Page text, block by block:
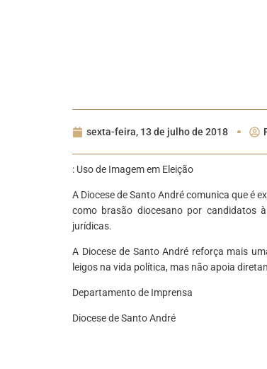
sexta-feira, 13 de julho de 2018
: Uso de Imagem em Eleição
A Diocese de Santo André comunica que é
como brasão diocesano por candidatos
jurídicas.
A Diocese de Santo André reforça mais
leigos na vida política, mas não apoia
Departamento de Imprensa
Diocese de Santo André